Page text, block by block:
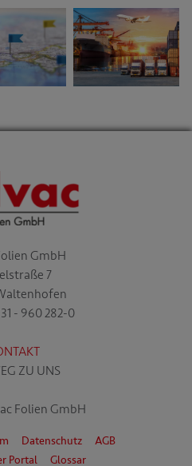
GmbH
7
- 960 282-0
ZU UNS
Folien GmbH
Datenschutz
AGB
Portal
Glossar